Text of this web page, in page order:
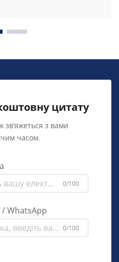
цитату
з вами
часом.
0/100
WhatsApp
0/100